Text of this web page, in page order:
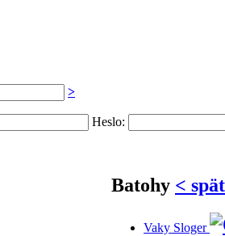
>
Heslo:
Batohy <
Vaky Sloger